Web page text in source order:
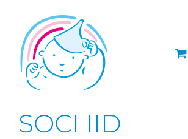
contenuto
SOCI IID